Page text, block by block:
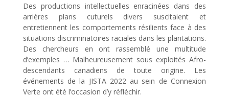
Des productions intellectuelles enracinées dans des
arrières plans cuturels divers suscitaient et
entretiennent les comportements résilients face à des
situations discriminatoires raciales dans les plantations.
Des chercheurs en ont rassemblé une multitude
d’exemples … Malheureusement sous exploités Afro-
descendants canadiens de toute origine. Les
événements de la JISTA 2022 au sein de Connexion
Verte ont été l’occasion d’y réfléchir.